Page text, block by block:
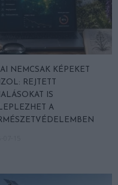
NEMCSAK KÉPEKET
REJTETT
IS
A